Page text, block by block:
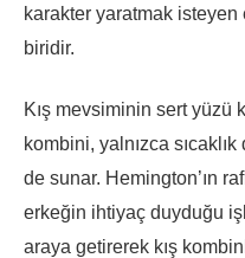
karakter yaratmak
biridir.
Kış mevsiminin sert yüzü
kombini, yalnızca
de sunar. Hemington’ın
erkeğin ihtiyaç duyduğu
araya getirerek kış